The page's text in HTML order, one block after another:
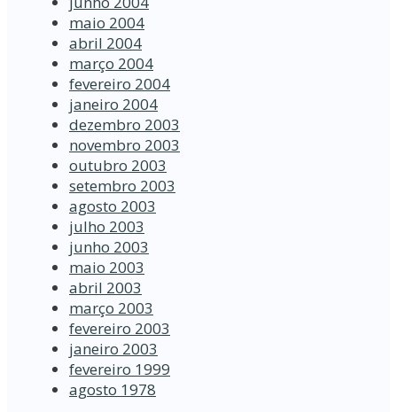
maio 2004
abril 2004
março 2004
fevereiro 2004
janeiro 2004
dezembro 2003
novembro 2003
outubro 2003
setembro 2003
agosto 2003
julho 2003
junho 2003
maio 2003
abril 2003
março 2003
fevereiro 2003
janeiro 2003
fevereiro 1999
agosto 1978